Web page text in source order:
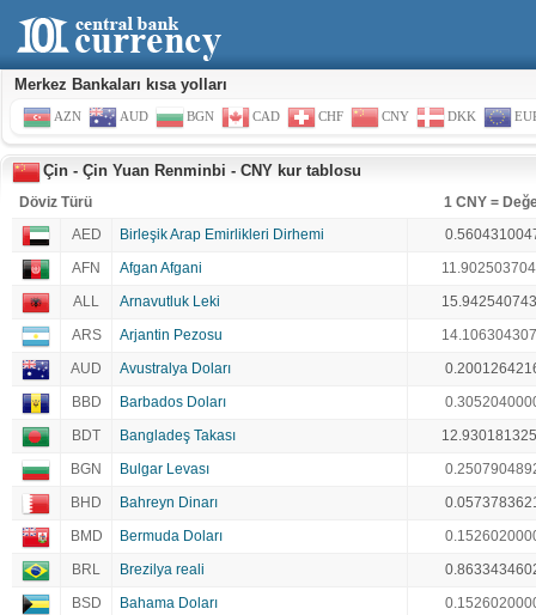
Merkez Bankaları kısa yolları
AZN AUD BGN CAD CHF CNY DKK
Çin - Çin Yuan Renminbi - CNY kur tablosu
Döviz Türü
1 CNY =
AED
Birleşik Arap Emirlikleri Dirhemi
AFN
Afgan Afgani
ALL
Arnavutluk Leki
ARS
Arjantin Pezosu
AUD
Avustralya Doları
BBD
Barbados Doları
BDT
Bangladeş Takası
BGN
Bulgar Levası
BHD
Bahreyn Dinarı
BMD
Bermuda Doları
BRL
Brezilya reali
BSD
Bahama Doları